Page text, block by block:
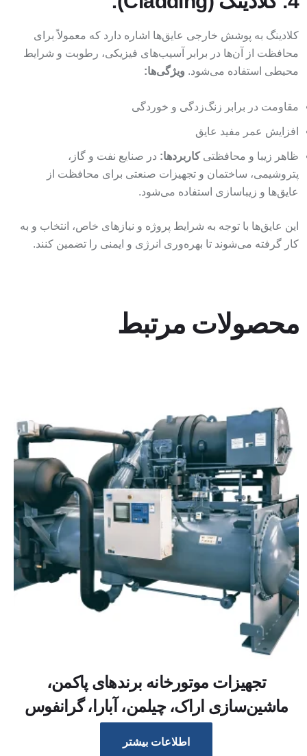
کلادینگ به پوشش خارجی عایق‌ها اشاره دارد که معمولاً برای
محافظت از آن‌ها در برابر آسیب‌های فیزیکی، رطوبت و شرایط
محیطی استفاده می‌شود. ویژگی‌ها:
مقاومت در برابر زنگ‌زدگی و خوردگی
افزایش عمر مفید عایق
ظاهر زیبا و محافظتی کاربردها: در صنایع نفت و گاز،
پتروشیمی، ساختمان و تجهیزات صنعتی برای محافظت از
عایق‌ها و زیباسازی استفاده می‌شود.
این عایق‌ها با توجه به شرایط پروژه و نیازهای خاص، انتخاب و به
کار گرفته می‌شوند تا بهره‌وری انرژی و ایمنی را تضمین کنند.
محصولات مرتبط
تجهیزات موتورخانه برند‌های پاکمن،
ماشین‌سازی اراک، چیلمن، آبارا، گرانفوس
اطلاعات بیشتر